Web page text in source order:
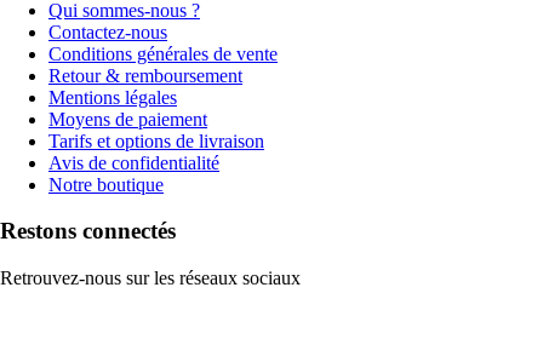
Qui sommes-nous ?
Contactez-nous
Conditions générales de vente
Retour & remboursement
Mentions légales
Moyens de paiement
Tarifs et options de livraison
Avis de confidentialité
Notre boutique
Restons connectés
Retrouvez-nous sur les réseaux sociaux